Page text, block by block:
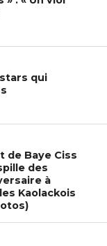
qui
de Baye Ciss
des
à
Kaolackois